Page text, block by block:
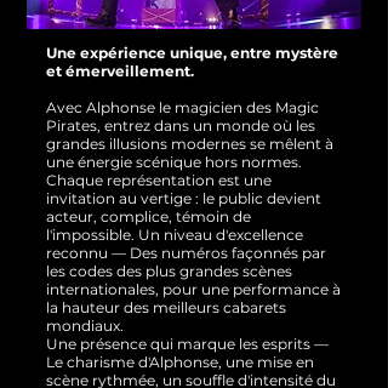
Une expérience unique, entre mystère
et émerveillement.
Avec Alphonse le magicien des Magic
Pirates, entrez dans un monde où les
grandes illusions modernes se mêlent à
une énergie scénique hors normes.
Chaque représentation est une
invitation au vertige : le public devient
acteur, complice, témoin de
l'impossible. Un niveau d'excellence
reconnu — Des numéros façonnés par
les codes des plus grandes scènes
internationales, pour une performance à
la hauteur des meilleurs cabarets
mondiaux.
Une présence qui marque les esprits —
Le charisme d'Alphonse, une mise en
scène rythmée, un souffle d'intensité du